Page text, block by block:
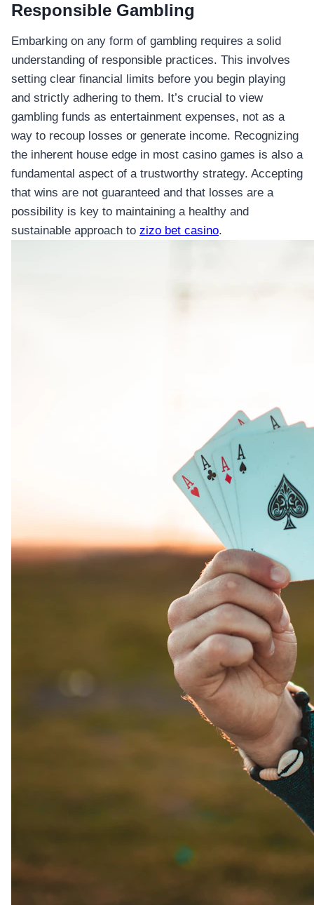
Responsible Gambling
Embarking on any form of gambling requires a solid
understanding of responsible practices. This involves
setting clear financial limits before you begin playing
and strictly adhering to them. It’s crucial to view
gambling funds as entertainment expenses, not as a
way to recoup losses or generate income. Recognizing
the inherent house edge in most casino games is also a
fundamental aspect of a trustworthy strategy. Accepting
that wins are not guaranteed and that losses are a
possibility is key to maintaining a healthy and
sustainable approach to zizo bet casino.